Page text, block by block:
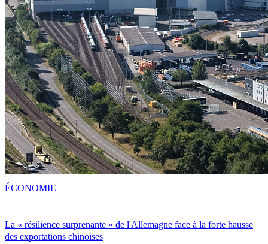
La « résilience surprenante » de l'Allemagne face à la forte hausse
des exportations chinoises
ÉCONOMIE